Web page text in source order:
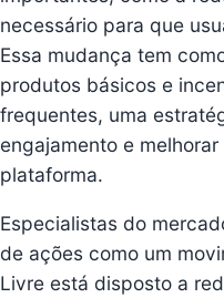
necessário para que
Essa mudança tem
produtos básicos e
frequentes, uma
engajamento e
plataforma.
Especialistas do
de ações como um
Livre está disposto a